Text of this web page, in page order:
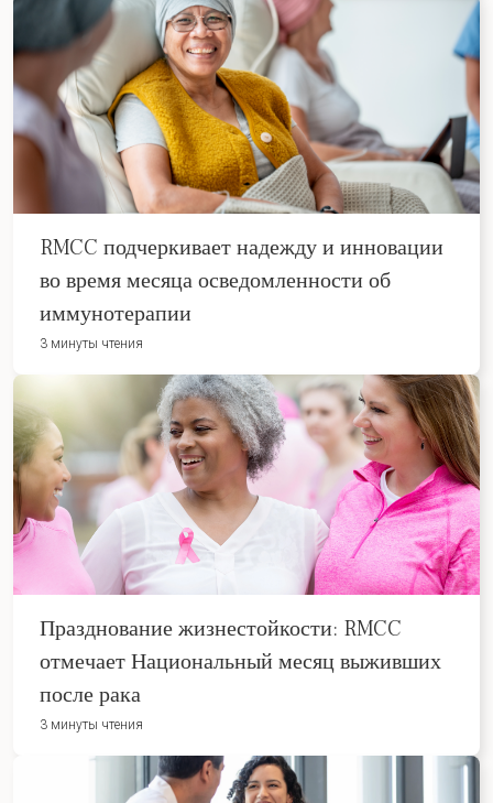
RMCC подчеркивает надежду и инновации
во время месяца осведомленности об
иммунотерапии
3 минуты чтения
Празднование жизнестойкости: RMCC
отмечает Национальный месяц выживших
после рака
3 минуты чтения